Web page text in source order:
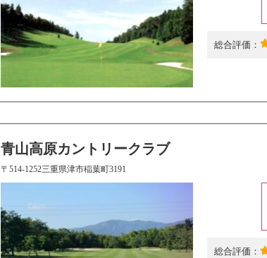
総合評価：
青山高原カントリークラブ
〒514-1252三重県津市稲葉町3191
総合評価：